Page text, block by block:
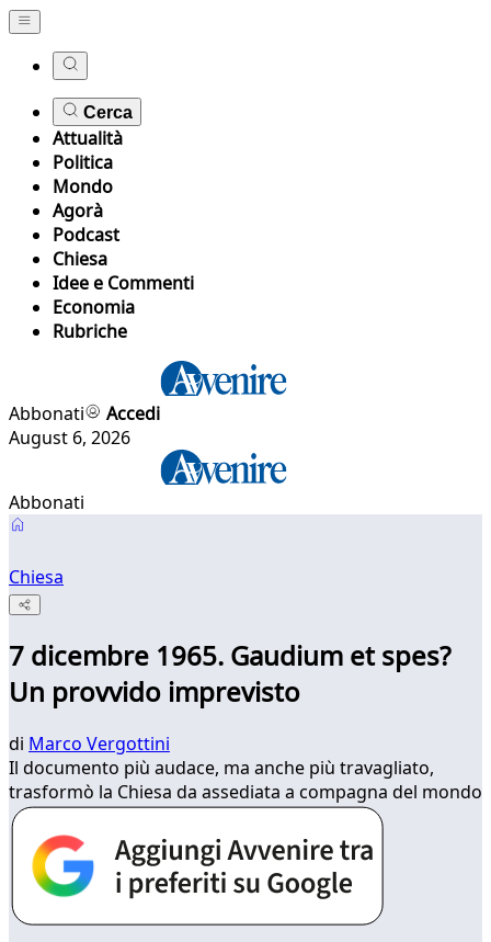
Cerca
Attualità
Politica
Mondo
Agorà
Podcast
Chiesa
Idee e Commenti
Economia
Rubriche
Abbonati
Accedi
August 6, 2026
Abbonati
Chiesa
7 dicembre 1965. Gaudium et spes?
Un provvido imprevisto
di Marco Vergottini
Il documento più audace, ma anche più travagliato,
trasformò la Chiesa da assediata a compagna del mondo